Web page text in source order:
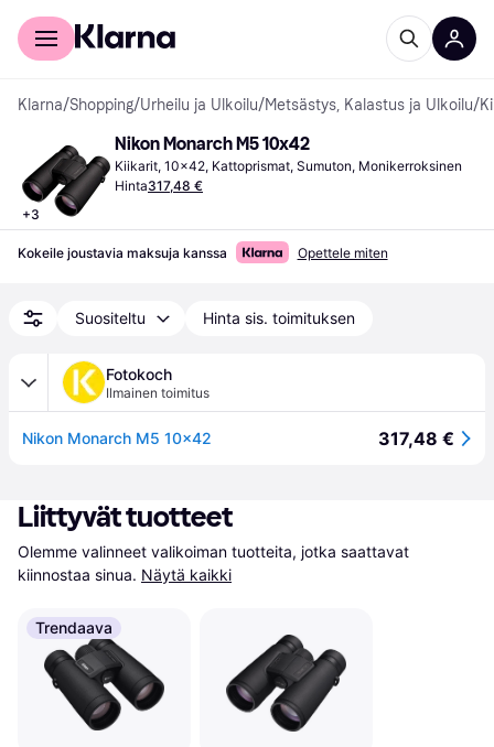
Kuluttajille
Klarna/Shopping/Urheilu ja Ulkoilu/Metsästys, Kalastus ja Ulkoilu/
+3
Nikon Monarch M5 10x42
Kiikarit, 10x42, Kattoprismat, Sumuton, Monikerroksinen
Hinta317,48 €
Kokeile joustavia maksuja kanssa Opettele miten
Suositeltu Hinta sis. toimituksen
Fotokoch
Ilmainen toimitus
Nikon Monarch M5 10x42 317,48 €
Liittyvät tuotteet
Olemme valinneet valikoiman tuotteita, jotka saattavat
kiinnostaa sinua. Näytä kaikki
Trendaava